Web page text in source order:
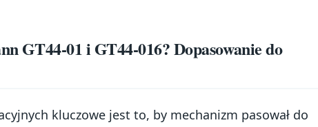
GT44-01 i GT44-016? Dopasowanie do
kluczowe jest to, by mechanizm pasował do